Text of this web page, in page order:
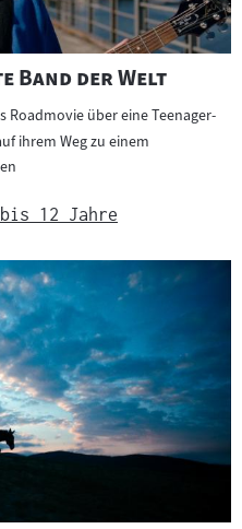
Band der Welt"
Roadmovie über eine Teenager-
ihrem Weg zu einem
12 Jahre